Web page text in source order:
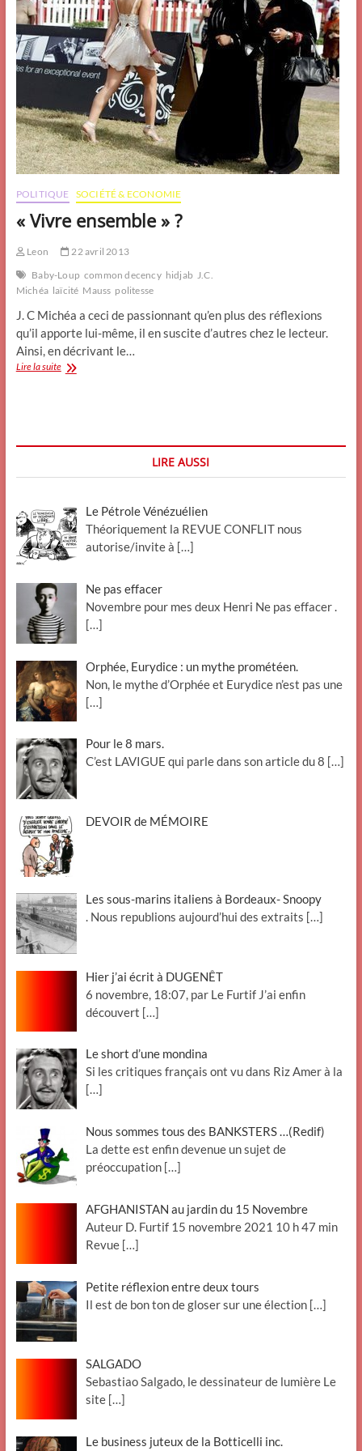
POLITIQUE SOCIÉTÉ & ECONOMIE
« Vivre ensemble » ?
Leon
22 avril 2013
Baby-Loup common decency hidjab J.C.
Michéa laïcité Mauss politesse
J. C Michéa a ceci de passionnant qu’en plus des réflexions
qu’il apporte lui-même, il en suscite d’autres chez le lecteur.
Ainsi, en décrivant le…
Lire la suite« Vivre
LIRE AUSSI
Le Pétrole Vénézuélien
Théoriquement la REVUE CONFLIT nous
autorise/invite à […]
Ne pas effacer
Novembre pour mes deux Henri Ne pas effacer .
[…]
Orphée, Eurydice : un mythe prométéen.
Non, le mythe d’Orphée et Eurydice n’est pas une
[…]
Pour le 8 mars.
C’est LAVIGUE qui parle dans son article du 8 […]
DEVOIR de MÉMOIRE
Les sous-marins italiens à Bordeaux- Snoopy
. Nous republions aujourd’hui des extraits […]
Hier j’ai écrit à DUGENÊT
6 novembre, 18:07, par Le Furtif J’ai enfin
découvert […]
Le short d’une mondina
Si les critiques français ont vu dans Riz Amer à la
[…]
Nous sommes tous des BANKSTERS …(Redif)
La dette est enfin devenue un sujet de
préoccupation […]
AFGHANISTAN au jardin du 15 Novembre
Auteur D. Furtif 15 novembre 2021 10 h 47 min
Revue […]
Petite réflexion entre deux tours
Il est de bon ton de gloser sur une élection […]
SALGADO
Sebastiao Salgado, le dessinateur de lumière Le
site […]
Le business juteux de la Botticelli inc.